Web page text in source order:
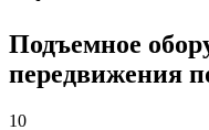
Подъемное
передвижения
10